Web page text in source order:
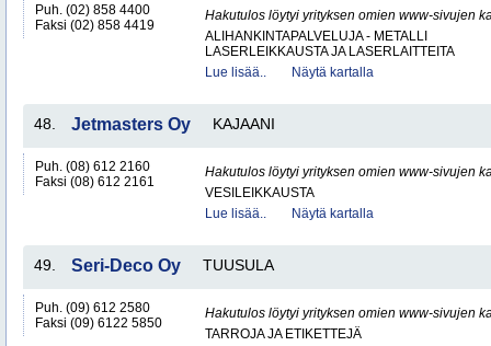
Puh. (02) 858 4400
Faksi (02) 858 4419
Hakutulos löytyi yrityksen omien www-sivujen
ALIHANKINTAPALVELUJA - METALLI
LASERLEIKKAUSTA JA LASERLAITTEITA
Lue lisää..
Näytä kartalla
48. Jetmasters Oy KAJAANI
Puh. (08) 612 2160
Faksi (08) 612 2161
Hakutulos löytyi yrityksen omien www-sivujen
VESILEIKKAUSTA
Lue lisää..
Näytä kartalla
49. Seri-Deco Oy TUUSULA
Puh. (09) 612 2580
Faksi (09) 6122 5850
Hakutulos löytyi yrityksen omien www-sivujen
TARROJA JA ETIKETTEJÄ